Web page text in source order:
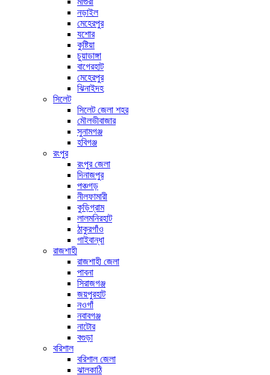
নড়াইল
মেহেরপুর
যশোর
কুষ্টিয়া
চুয়াডাঙ্গা
বাগেরহাট
মেহেরপুর
ঝিনাইদহ
সিলেট
সিলেট জেলা শহর
মৌলভীবাজার
সুনামগঞ্জ
হবিগঞ্জ
রংপুর
রংপুর জেলা
দিনাজপুর
পঞ্চগড়
নীলফামারী
কুড়িগ্রাম
লালমনিরহাট
ঠাকুরগাঁও
গাইবান্ধা
রাজশাহী
রাজশাহী জেলা
পাবনা
সিরাজগঞ্জ
জয়পুরহাট
নওগাঁ
নবাবগঞ্জ
নাটোর
বগুড়া
বরিশাল
বরিশাল জেলা
ঝালকাঠি